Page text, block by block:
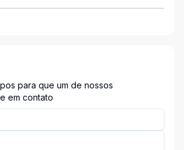
para que um de nossos
em contato